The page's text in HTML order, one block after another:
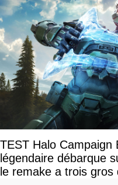
TEST Halo Campaign
légendaire débarque
le remake a trois gros